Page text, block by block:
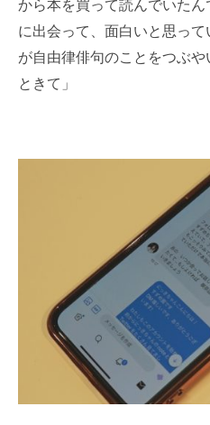
から本を買って読んでいた
に出会って、面白いと思っ
が自由律俳句のことをつぶ
ときて」